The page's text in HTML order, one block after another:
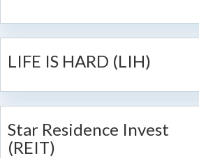
LIFE IS HARD (LIH)
Star Residence Invest
(REIT)